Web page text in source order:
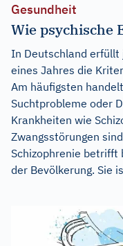
Gesundheit
Wie psychische
In Deutschland erfüllt
eines Jahres die
Am häufigsten
Suchtprobleme oder
Krankheiten wie
Zwangsstörungen
Schizophrenie betrifft
der Bevölkerung. Sie